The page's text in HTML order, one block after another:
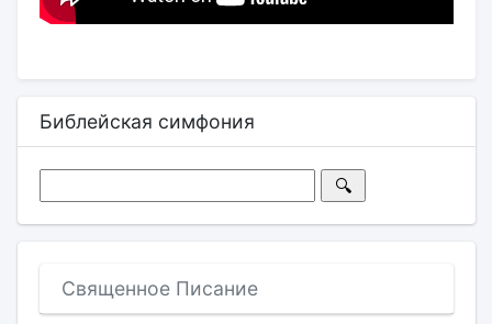
Библейская симфония
Священное Писание